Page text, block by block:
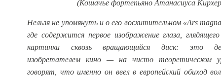
(Кошачье фортепьяно Атанасиуса
Нельзя не упомянуть и о его восхитительном «Ars
где содержится первое изображение глаза,
картинки сквозь вращающийся диск: это
изобретателем кино — на чисто теоретическом
говорят, что именно он ввел в европейский обиход